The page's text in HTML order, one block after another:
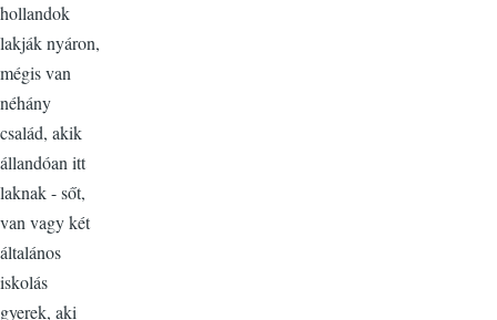
hollandok
lakják nyáron,
mégis van
néhány
család, akik
állandóan itt
laknak - sőt,
van vagy két
általános
iskolás
gyerek, aki